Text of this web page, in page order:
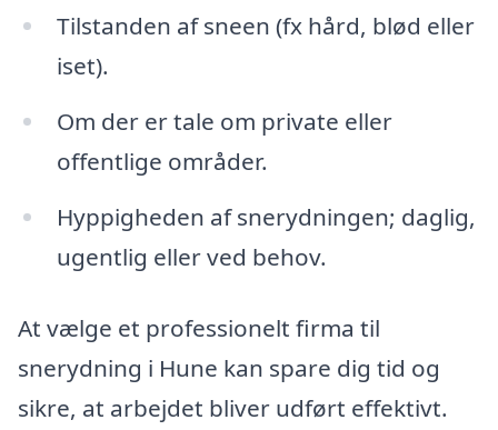
Tilstanden af sneen (fx hård, blød eller
iset).
Om der er tale om private eller
offentlige områder.
Hyppigheden af snerydningen; daglig,
ugentlig eller ved behov.
At vælge et professionelt firma til
snerydning i Hune kan spare dig tid og
sikre, at arbejdet bliver udført effektivt.